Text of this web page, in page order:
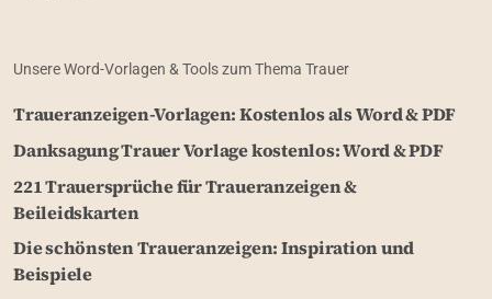
Unsere Word-Vorlagen & Tools zum Thema Trauer
Traueranzeigen-Vorlagen: Kostenlos als Word & PDF
Danksagung Trauer Vorlage kostenlos: Word & PDF
221 Trauersprüche für Traueranzeigen &
Beileidskarten
Die schönsten Traueranzeigen: Inspiration und
Beispiele